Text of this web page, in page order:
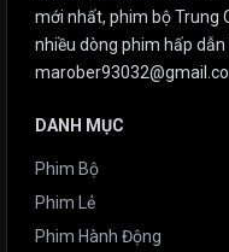
mới nhất, phim bộ Trung
nhiều dòng phim hấp dẫn
DANH MỤC
Phim Bộ
Phim Lẻ
Phim Hành Động